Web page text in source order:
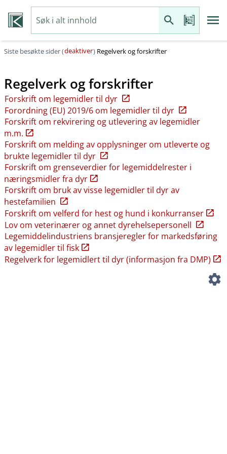
Siste besøkte sider (deaktiver) Regelverk og forskrifter
Regelverk og forskrifter
Forskrift om legemidler til dyr
Forordning (EU) 2019/6 om legemidler til dyr
Forskrift om rekvirering og utlevering av legemidler
m.m.
Forskrift om melding av opplysninger om utleverte og
brukte legemidler til dyr
Forskrift om grenseverdier for legemiddelrester i
næringsmidler fra dyr
Forskrift om bruk av visse legemidler til dyr av
hestefamilien
Forskrift om velferd for hest og hund i konkurranser
Lov om veterinærer og annet dyrehelsepersonell
Legemiddelindustriens bransjeregler for markedsføring
av legemidler til fisk
Regelverk for legemidlert til dyr (informasjon fra DMP)